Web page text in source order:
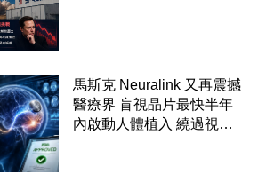
馬斯克 Neuralink 又再震撼
醫療界 盲視晶片最快半年
內啟動人體植入 繞過視神